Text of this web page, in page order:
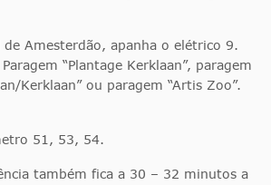
de Amesterdão, apanha o elétrico 9.
“Plantage Kerklaan”, paragem
Kerklaan” ou paragem “Artis Zoo”.
51, 53, 54.
também fica a 30 – 32 minutos a